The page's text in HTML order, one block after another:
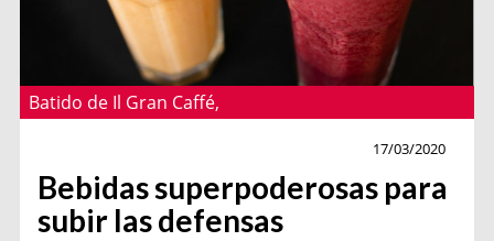
Batido de Il Gran Caffé,
17/03/2020
Bebidas superpoderosas para
subir las defensas